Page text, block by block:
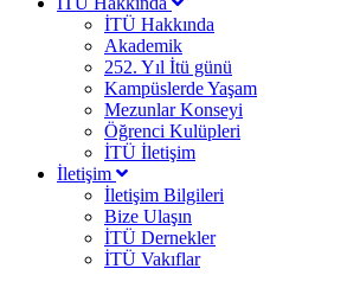
İTÜ Hakkında
Akademik
252. Yıl İtü günü
Kampüslerde Yaşam
Mezunlar Konseyi
Öğrenci Kulüpleri
İTÜ İletişim
İletişim
İletişim Bilgileri
Bize Ulaşın
İTÜ Dernekler
İTÜ Vakıflar